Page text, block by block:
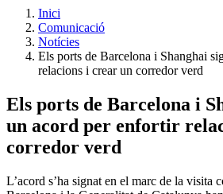
Inici
Comunicació
Notícies
Els ports de Barcelona i Shanghai
relacions i crear un corredor verd
Els ports de Barcelona i
un acord per enfortir
corredor verd
L’acord s’ha signat en el marc de la visita